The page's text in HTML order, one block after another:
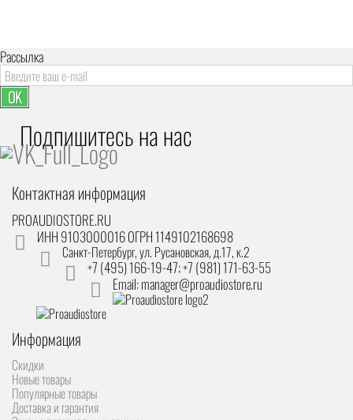
Рассылка
OK
Подпишитесь на наc
Контактная информация
PROAUDIOSTORE.RU
ИНН 9103000016 ОГРН 1149102168698
Санкт-Петербург,ул. Русановская, д.17, к.2
+7 (495) 166-19-47; +7 (981) 171-63-55
Email: manager@proaudiostore.ru
Информация
Скидки
Новые товары
Популярные товары
Доставка и гарантия